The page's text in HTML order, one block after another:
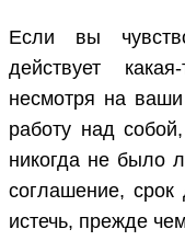
Если вы
действует
несмотря на
работу над
никогда не было
соглашение, срок
истечь, прежде